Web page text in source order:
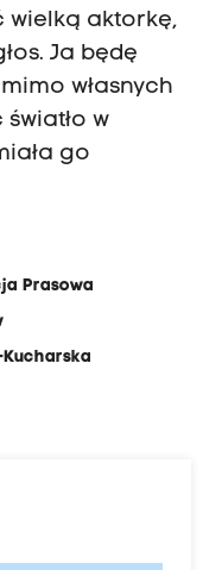
wielką aktorkę,
Ja będę
własnych
w
go
Prasowa
Kucharska